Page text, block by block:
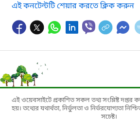
এই কনটেন্টটি শেয়ার করতে ক্লিক করুন
এই ওয়েবসাইটে প্রকাশিত সকল তথ্য সংশ্লিষ্ট দপ্তর
হয়। তথ্যের যথার্থতা, নির্ভুলতা ও নির্ভরযোগ্যতা
সচেষ্ট।